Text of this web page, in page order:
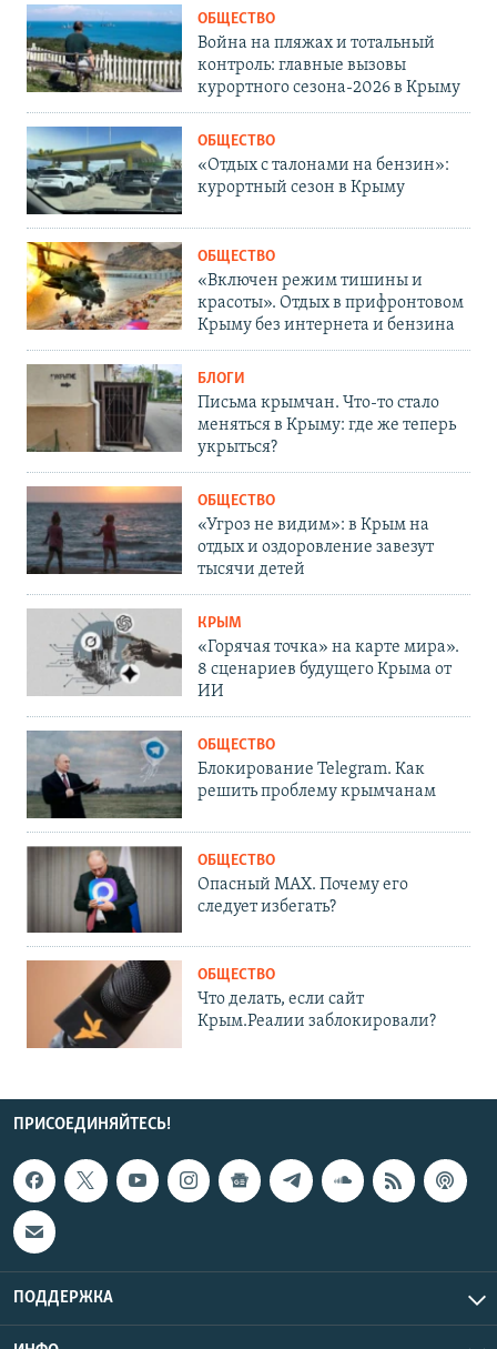
ОБЩЕСТВО
Война на пляжах и тотальный
контроль: главные вызовы
курортного сезона-2026 в Крыму
ОБЩЕСТВО
«Отдых с талонами на бензин»:
курортный сезон в Крыму
ОБЩЕСТВО
«Включен режим тишины и
красоты». Отдых в прифронтовом
Крыму без интернета и бензина
БЛОГИ
Письма крымчан. Что-то стало
меняться в Крыму: где же теперь
укрыться?
ОБЩЕСТВО
«Угроз не видим»: в Крым на
отдых и оздоровление завезут
тысячи детей
КРЫМ
«Горячая точка» на карте мира».
8 сценариев будущего Крыма от
ИИ
ОБЩЕСТВО
Блокирование Telegram. Как
решить проблему крымчанам
ОБЩЕСТВО
Опасный MAX. Почему его
следует избегать?
ОБЩЕСТВО
Что делать, если сайт
Крым.Реалии заблокировали?
ПРИСОЕДИНЯЙТЕСЬ!
ПОДДЕРЖКА